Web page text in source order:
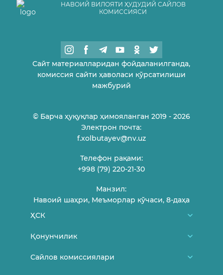
НАВОИЙ ВИЛОЯТИ ҲУДУДИЙ САЙЛОВ
КОМИССИЯСИ
Сайт материалларидан фойдаланилганда,
комиссия сайти ҳаволаси кўрсатилиши
мажбурий
© Барча ҳуқуқлар ҳимояланган 2019 - 2026
Электрон почта:
f.xolbutayev@nv.uz
Телефон рақами:
+998 (79) 220-21-30
Манзил:
Навоий шаҳри, Меъморлар кўчаси, 8-даҳа
ҲСК
Биз ҳақимизда
Қонунчилик
Ўзбекистон Республикаси Конституцияси
Сайлов комиссиялари